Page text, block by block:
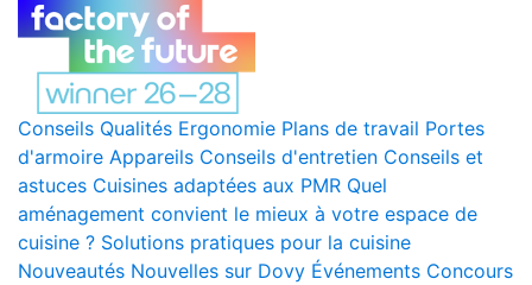
Conseils Qualités Ergonomie Plans de travail Portes
d'armoire Appareils Conseils d'entretien Conseils et
astuces Cuisines adaptées aux PMR Quel
aménagement convient le mieux à votre espace de
cuisine ? Solutions pratiques pour la cuisine
Nouveautés Nouvelles sur Dovy Événements Concours